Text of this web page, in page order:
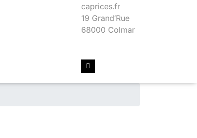
caprices.fr
19 Grand’Rue
68000 Colmar